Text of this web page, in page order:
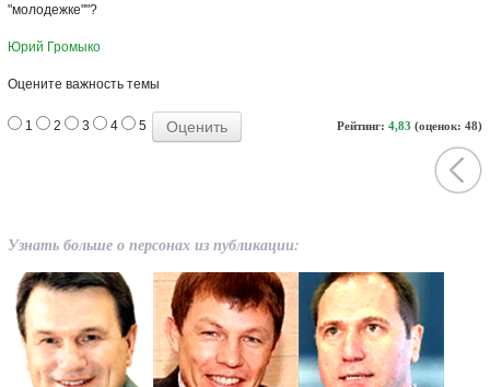
"молодежке""?
Юрий Громыко
Оцените важность темы
Рейтинг: 4,83 (оценок: 48)
1 2 3 4 5
Узнать больше о персонах из публикации: